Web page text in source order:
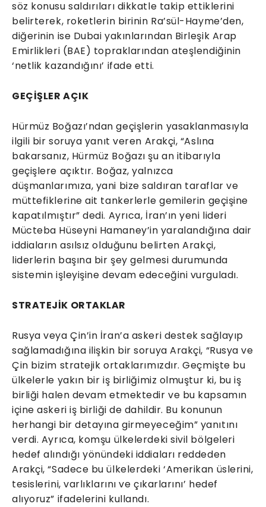
söz konusu saldırıları dikkatle takip ettiklerini
belirterek, roketlerin birinin Ra’sül-Hayme’den,
diğerinin ise Dubai yakınlarından Birleşik Arap
Emirlikleri (BAE) topraklarından ateşlendiğinin
‘netlik kazandığını’ ifade etti.
GEÇİŞLER AÇIK
Hürmüz Boğazı’ndan geçişlerin yasaklanmasıyla
ilgili bir soruya yanıt veren Arakçi, “Aslına
bakarsanız, Hürmüz Boğazı şu an itibarıyla
geçişlere açıktır. Boğaz, yalnızca
düşmanlarımıza, yani bize saldıran taraflar ve
müttefiklerine ait tankerlerle gemilerin geçişine
kapatılmıştır” dedi. Ayrıca, İran’ın yeni lideri
Mücteba Hüseyni Hamaney’in yaralandığına dair
iddiaların asılsız olduğunu belirten Arakçi,
liderlerin başına bir şey gelmesi durumunda
sistemin işleyişine devam edeceğini vurguladı.
STRATEJİK ORTAKLAR
Rusya veya Çin’in İran’a askeri destek sağlayıp
sağlamadığına ilişkin bir soruya Arakçi, “Rusya ve
Çin bizim stratejik ortaklarımızdır. Geçmişte bu
ülkelerle yakın bir iş birliğimiz olmuştur ki, bu iş
birliği halen devam etmektedir ve bu kapsamın
içine askeri iş birliği de dahildir. Bu konunun
herhangi bir detayına girmeyeceğim” yanıtını
verdi. Ayrıca, komşu ülkelerdeki sivil bölgeleri
hedef alındığı yönündeki iddiaları reddeden
Arakçi, “Sadece bu ülkelerdeki ‘Amerikan üslerini,
tesislerini, varlıklarını ve çıkarlarını’ hedef
alıyoruz” ifadelerini kullandı.